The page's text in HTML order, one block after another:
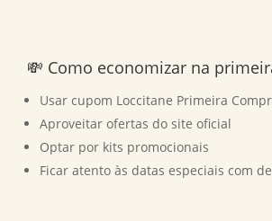
💸 Como economizar na
Usar cupom Loccitane Primeira
Aproveitar ofertas do site oficial
Optar por kits promocionais
Ficar atento às datas especiais com